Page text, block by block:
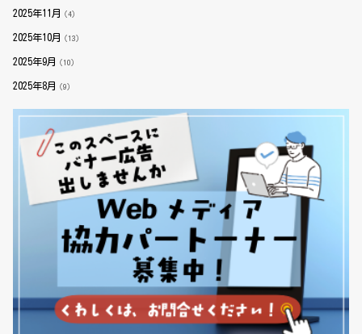
2025年11月 （4）
2025年10月 （13）
2025年9月 （10）
2025年8月 （9）